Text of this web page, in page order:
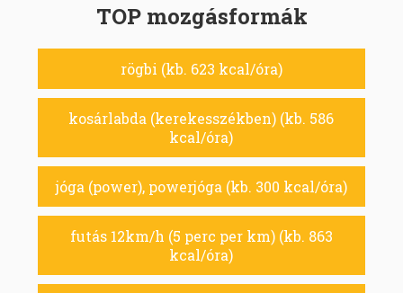
TOP mozgásformák
rögbi (kb. 623 kcal/óra)
kosárlabda (kerekesszékben) (kb. 586
kcal/óra)
jóga (power), powerjóga (kb. 300 kcal/óra)
futás 12km/h (5 perc per km) (kb. 863
kcal/óra)